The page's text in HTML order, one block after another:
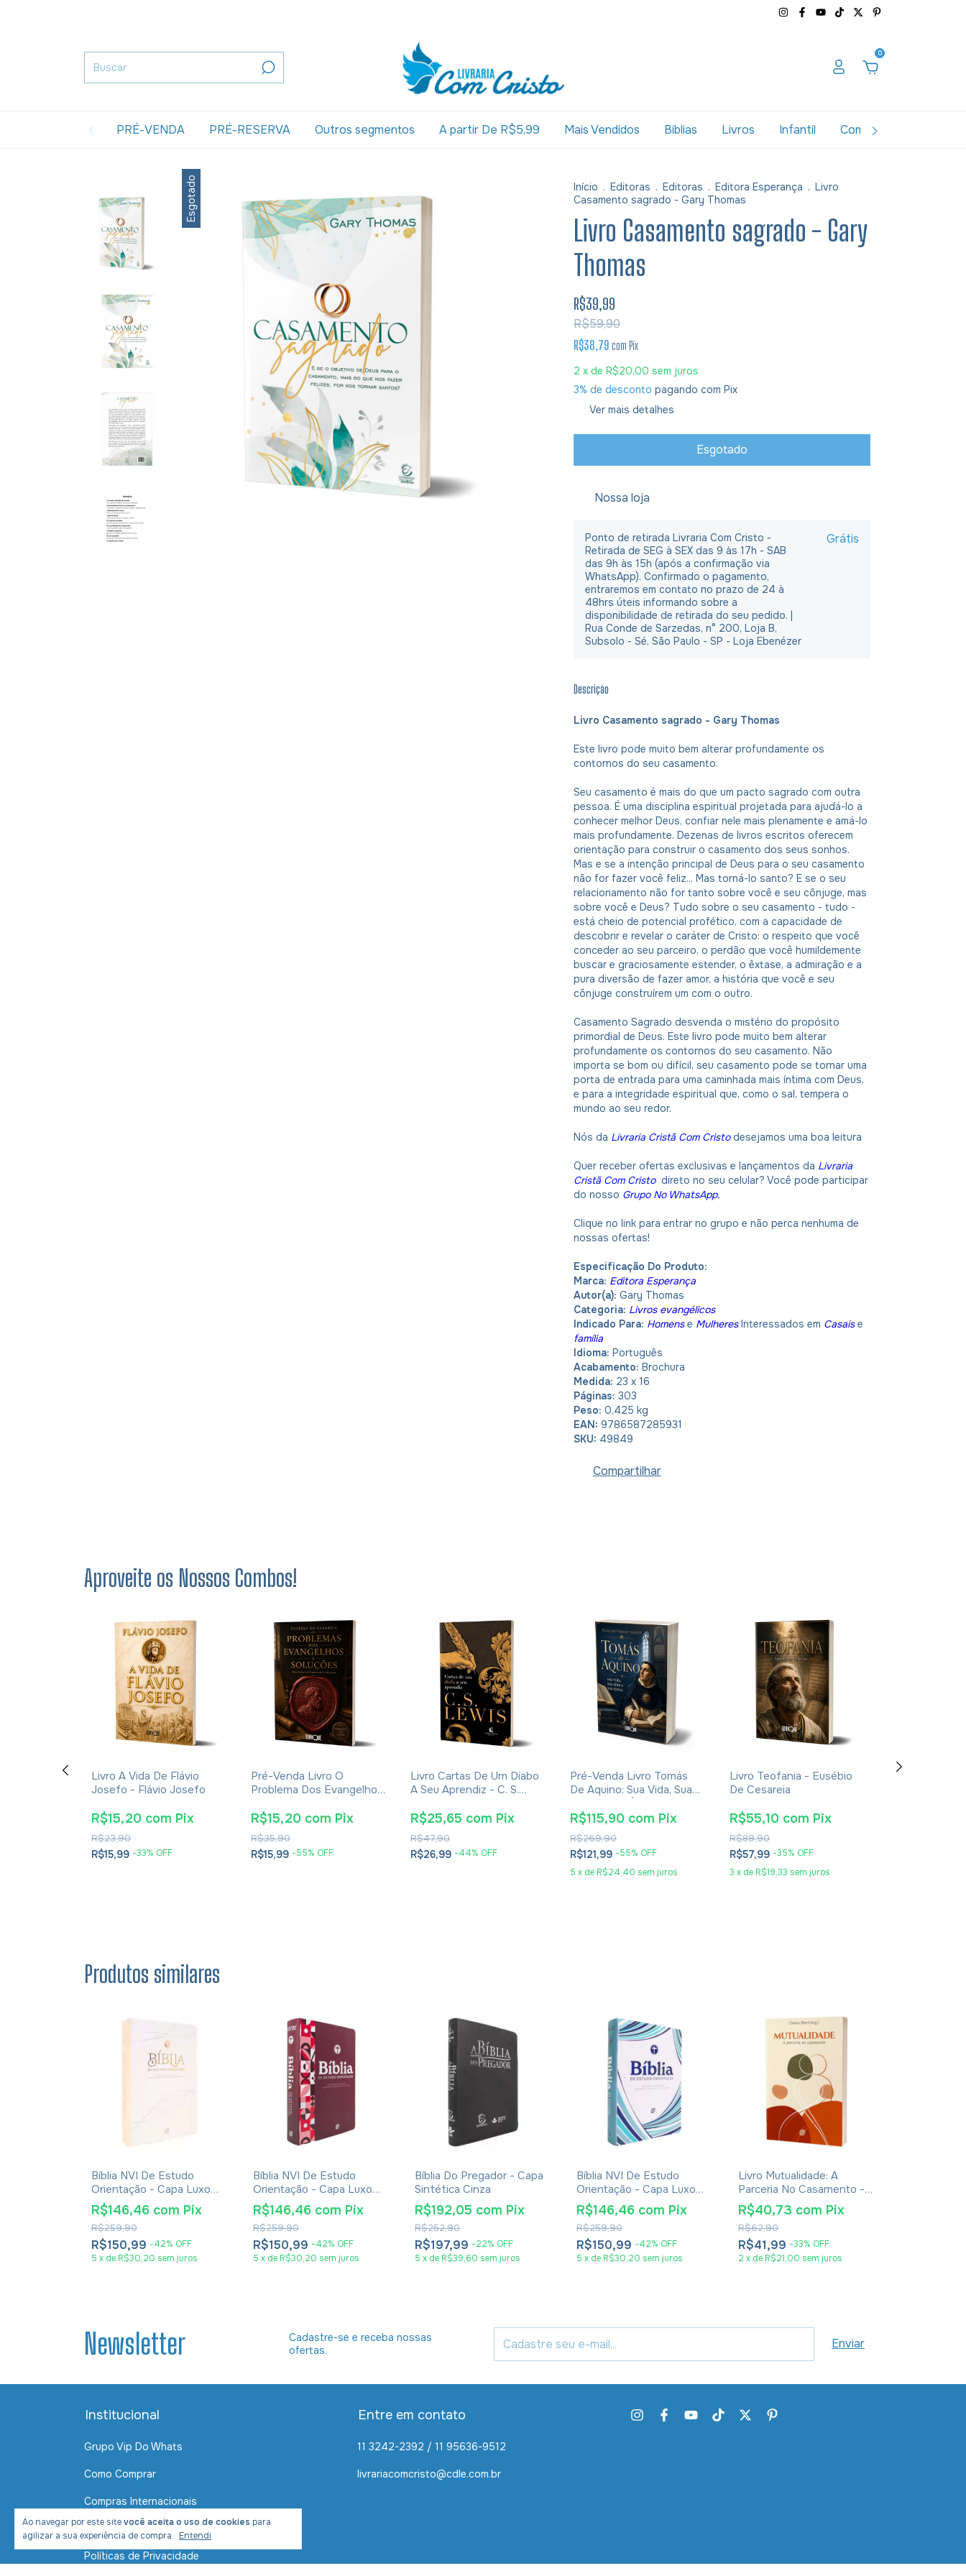
0
PRÉ-VENDA PRÉ-RESERVA Outros segmentos A partir De R$5,99 Mais Vendidos Biblias Livros Infantil Combos
Ao navegar por este sitevocê aceita o uso de cookies para
agilizar a sua experiência de compra. Entendi
Esgotado Início . Editoras . Editoras . Editora Esperança . Livro
Casamento sagrado - Gary Thomas
Livro Casamento sagrado - Gary
Thomas
R$39,99
R$59,90
R$38,79 com Pix
2 x de R$20,00 sem juros
3% de desconto pagando com Pix
Ver mais detalhes
Nossa loja
Ponto de retirada Livraria Com Cristo -
Retirada de SEG à SEX das 9 às 17h - SAB
das 9h às 15h (após a confirmação via
WhatsApp). Confirmado o pagamento,
entraremos em contato no prazo de 24 à
48hrs úteis informando sobre a
disponibilidade de retirada do seu pedido. |
Rua Conde de Sarzedas, n° 200, Loja B,
Subsolo - Sé, São Paulo - SP - Loja Ebenézer
Grátis
Descrição
Livro Casamento sagrado - Gary Thomas
Este livro pode muito bem alterar profundamente os
contornos do seu casamento.
Seu casamento é mais do que um pacto sagrado com outra
pessoa. É uma disciplina espiritual projetada para ajudá-lo a
conhecer melhor Deus, confiar nele mais plenamente e amá-lo
mais profundamente. Dezenas de livros escritos oferecem
orientação para construir o casamento dos seus sonhos.
Mas e se a intenção principal de Deus para o seu casamento
não for fazer você feliz... Mas torná-lo santo? E se o seu
relacionamento não for tanto sobre você e seu cônjuge, mas
sobre você e Deus? Tudo sobre o seu casamento - tudo -
está cheio de potencial profético, com a capacidade de
descobrir e revelar o caráter de Cristo: o respeito que você
conceder ao seu parceiro, o perdão que você humildemente
buscar e graciosamente estender, o êxtase, a admiração e a
pura diversão de fazer amor, a história que você e seu
cônjuge construírem um com o outro.
Casamento Sagrado desvenda o mistério do propósito
primordial de Deus. Este livro pode muito bem alterar
profundamente os contornos do seu casamento. Não
importa se bom ou difícil, seu casamento pode se tornar uma
porta de entrada para uma caminhada mais íntima com Deus,
e para a integridade espiritual que, como o sal, tempera o
mundo ao seu redor.
Nós da Livraria Cristã Com Cristo desejamos uma boa leitura
Quer receber ofertas exclusivas e lançamentos da Livraria
Cristã Com Cristo direto no seu celular? Você pode participar
do nosso Grupo No WhatsApp.
Clique no link para entrar no grupo e não perca nenhuma de
nossas ofertas!
Especificação Do Produto:
Marca: Editora Esperança
Autor(a): Gary Thomas
Categoria: Livros evangélicos
Indicado Para: Homense MulheresInteressados em Casaise
família
Idioma: Português
Acabamento: Brochura
Medida: 23 x 16
Páginas: 303
Peso: 0,425 kg
EAN: 9786587285931
SKU: 49849
Compartilhar
Aproveite os Nossos Combos!
Livro A Vida De Flávio
Josefo - Flávio Josefo
R$15,99 -33% OFF
R$23,90
R$15,20 com Pix
Pré-Venda Livro O
Problema Dos Evangelhos
E Soluções- Eusébio De
Cesareia
R$15,99 -55% OFF
R$35,90
R$15,20 com Pix
Livro Cartas De Um Diabo
A Seu Aprendiz - C. S.
R$26,99 -44% OFF
R$47,90
R$25,65 com Pix
Pré-Venda Livro Tomás
De Aquino: Sua Vida, Sua
Obra E Sua Época -
Eudaldo Forment Giralt
R$121,99 -55% OFF
5 x de R$24,40 sem juros
R$269,90
R$115,90 com Pix
Livro Teofania - Eusébio
De Cesareia
R$57,99 -35% OFF
3 x de R$19,33 sem juros
R$89,90
R$55,10 com Pix
Livro De
Produtos similares
Bíblia NVI De Estudo
Orientação - Capa Luxo
Rose Gold
R$150,99 -42% OFF
R$259,90
R$146,46 com Pix
5 x de R$30,20 sem juros
Bíblia NVI De Estudo
Orientação - Capa Luxo
Red Minimal
R$150,99 -42% OFF
R$259,90
R$146,46 com Pix
5 x de R$30,20 sem juros
Bíblia Do Pregador - Capa
Sintética Cinza
R$197,99 -22% OFF
R$252,90
R$192,05 com Pix
5 x de R$39,60 sem juros
Bíblia NVI De Estudo
Orientação - Capa Luxo
Blue Waves
R$150,99 -42% OFF
R$259,90
R$146,46 com Pix
5 x de R$30,20 sem juros
Livro Mutualidade: A
Parceria No Casamento -
Clarice Ebert
R$41,99 -33% OFF
R$62,90
R$40,73 com Pix
2 x de R$21,00 sem juros
Newsletter
Cadastre-se e receba nossas
ofertas.
Institucional
Grupo Vip Do Whats
Como Comprar
Compras Internacionais
Contato
Políticas de Privacidade
Entre em contato
11 3242-2392 / 11 95636-9512
livrariacomcristo@cdle.com.br